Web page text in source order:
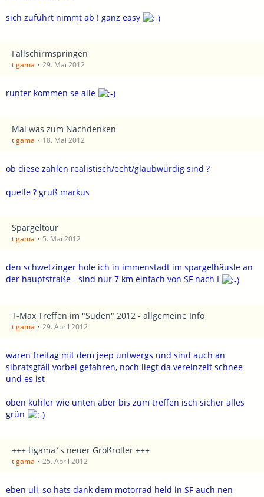
sich zuführt nimmt ab ! ganz easy
Fallschirmspringen
tigama 29. Mai 2012
runter kommen se alle
Mal was zum Nachdenken
tigama 18. Mai 2012
ob diese zahlen realistisch/echt/glaubwürdig sind ?
quelle ? gruß markus
Spargeltour
tigama 5. Mai 2012
den schwetzinger hole ich in immenstadt im spargelhäusle an
der hauptstraße - sind nur 7 km einfach von SF nach I
T-Max Treffen im "Süden" 2012 - allgemeine Info
tigama 29. April 2012
waren freitag mit dem jeep untwergs und sind auch an
sibratsgfäll vorbei gefahren, noch liegt da vereinzelt schnee
und es ist
oben kühler wie unten aber bis zum treffen isch sicher alles
grün
+++ tigama´s neuer Großroller +++
tigama 25. April 2012
eben uli, so hats dank dem motorrad held in SF auch nen